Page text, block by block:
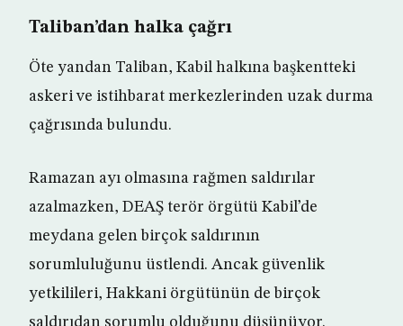
Taliban’dan halka çağrı
Öte yandan Taliban, Kabil halkına başkentteki
askeri ve istihbarat merkezlerinden uzak durma
çağrısında bulundu.
Ramazan ayı olmasına rağmen saldırılar
azalmazken, DEAŞ terör örgütü Kabil’de
meydana gelen birçok saldırının
sorumluluğunu üstlendi. Ancak güvenlik
yetkilileri, Hakkani örgütünün de birçok